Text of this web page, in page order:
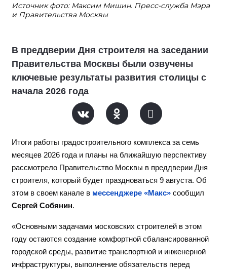
Источник фото: Максим Мишин. Пресс-служба Мэра
и Правительства Москвы
В преддверии Дня строителя на заседании
Правительства Москвы были озвучены
ключевые результаты развития столицы с
начала 2026 года
Итоги работы градостроительного комплекса за семь
месяцев 2026 года и планы на ближайшую перспективу
рассмотрело Правительство Москвы в преддверии Дня
строителя, который будет праздноваться 9 августа. Об
этом в своем канале в мессенджере «Макс» сообщил
Сергей Собянин.
«Основными задачами московских строителей в этом
году остаются создание комфортной сбалансированной
городской среды, развитие транспортной и инженерной
инфраструктуры, выполнение обязательств перед